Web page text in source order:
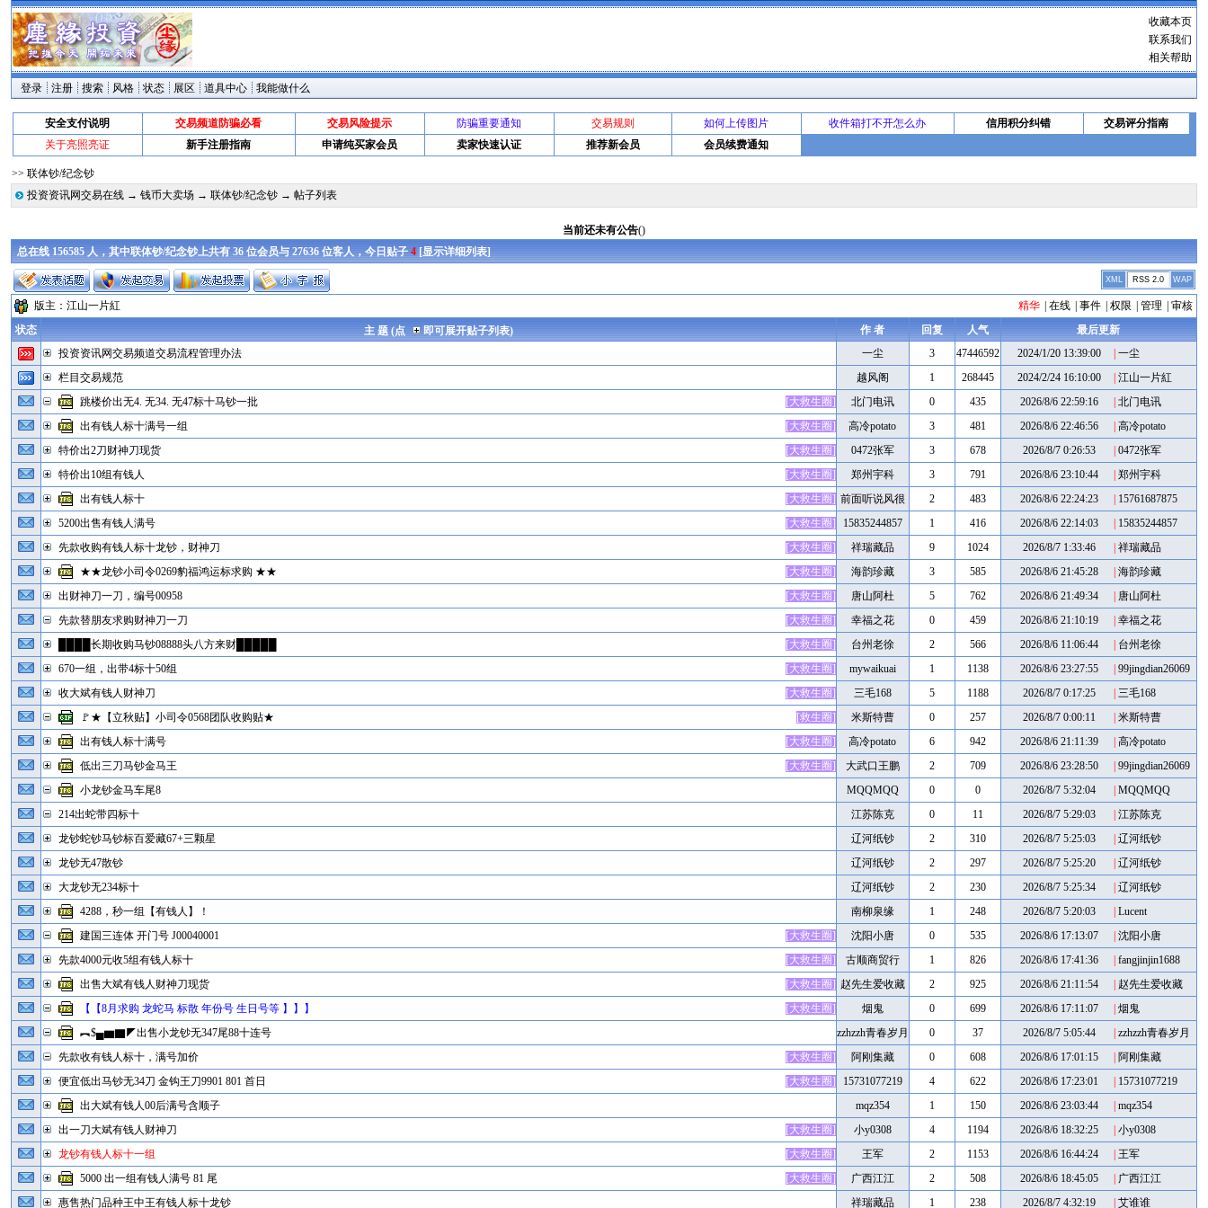
收藏本页
联系我们
相关帮助
登录 注册 搜索 风格 状态 展区 道具中心 我能做什么
安全支付说明 交易频道防骗必看 交易风险提示 防骗重要通知 交易规则 如何上传图片 收件箱打不开怎么办 信用积分纠错
交易评分指南
关于亮照亮证
新手注册指南 申请纯买家会员 卖家快速认证 推荐新会员 会员续费通知
>> 联体钞/纪念钞
投资资讯网交易在线 →钱币大卖场 →联体钞/纪念钞 → 帖子列表
当前还未有公告()
总在线 156585 人，其中联体钞/纪念钞上共有 36 位会员与 27636 位客人，今日贴子4[显示详细列表]
XML RSS 2.0 WAP
精华 在线 事件 权限 管理 审核
版主：江山一片紅
作 者
回复 人气 最后更新
状态 主 题 (点
即可展开贴子列表)
一尘
3 47446592 2024/1/20 13:39:00 一尘
投资资讯网交易频道交易流程管理办法
越风阁
1 268445 2024/2/24 16:10:00 江山一片紅
栏目交易规范
北门电讯
0 435 2026/8/6 22:59:16 北门电讯
[大救生圈]
跳楼价出无4. 无34. 无47标十马钞一批
高冷potato
3 481 2026/8/6 22:46:56 高冷potato
[大救生圈]
出有钱人标十满号一组
0472张军
3 678 2026/8/7 0:26:53 0472张军
[大救生圈]
特价出2刀财神刀现货
郑州宇科
3 791 2026/8/6 23:10:44 郑州宇科
[大救生圈]
特价出10组有钱人
前面听说风很
大
2 483 2026/8/6 22:24:23 15761687875
[大救生圈]
出有钱人标十
15835244857
1 416 2026/8/6 22:14:03 15835244857
[大救生圈]
5200出售有钱人满号
祥瑞藏品
9 1024 2026/8/7 1:33:46 祥瑞藏品
[大救生圈]
先款收购有钱人标十龙钞，财神刀
海韵珍藏
3 585 2026/8/6 21:45:28 海韵珍藏
[大救生圈]
★★龙钞小司令0269豹福鸿运标求购 ★★
唐山阿杜
5 762 2026/8/6 21:49:34 唐山阿杜
[大救生圈]
出财神刀一刀，编号00958
幸福之花
0 459 2026/8/6 21:10:19 幸福之花
[大救生圈]
先款替朋友求购财神刀一刀
台州老徐
2 566 2026/8/6 11:06:44 台州老徐
[大救生圈]
████长期收购马钞08888头八方来财█████
mywaikuai
1 1138 2026/8/6 23:27:55 99jingdian26069
[大救生圈]
670一组，出带4标十50组
三毛168
5 1188 2026/8/7 0:17:25 三毛168
[大救生圈]
收大斌有钱人财神刀
米斯特曹
0 257 2026/8/7 0:00:11 米斯特曹
[救生圈]
🚩★【立秋贴】小司令0568团队收购贴★
高冷potato
6 942 2026/8/6 21:11:39 高冷potato
[大救生圈]
出有钱人标十满号
大武口王鹏
2 709 2026/8/6 23:28:50 99jingdian26069
[大救生圈]
低出三刀马钞金马王
MQQMQQ
0 0 2026/8/7 5:32:04 MQQMQQ
小龙钞金马车尾8
江苏陈克
0 11 2026/8/7 5:29:03 江苏陈克
214出蛇带四标十
辽河纸钞
2 310 2026/8/7 5:25:03 辽河纸钞
龙钞蛇钞马钞标百爱藏67+三颗星
辽河纸钞
2 297 2026/8/7 5:25:20 辽河纸钞
龙钞无47散钞
辽河纸钞
2 230 2026/8/7 5:25:34 辽河纸钞
大龙钞无234标十
南柳泉缘
1 248 2026/8/7 5:20:03 Lucent
4288，秒一组【有钱人】！
沈阳小唐
0 535 2026/8/6 17:13:07 沈阳小唐
[大救生圈]
建国三连体 开门号 J00040001
古顺商贸行
1 826 2026/8/6 17:41:36 fangjinjin1688
[大救生圈]
先款4000元收5组有钱人标十
赵先生爱收藏
2 925 2026/8/6 21:11:54 赵先生爱收藏
[大救生圈]
出售大斌有钱人财神刀现货
烟鬼
0 699 2026/8/6 17:11:07 烟鬼
[大救生圈]
【【8月求购 龙蛇马 标散 年份号 生日号等 】】】
zzhzzh青春岁月
0 37 2026/8/7 5:05:44 zzhzzh青春岁月
︻$▄▆▇◤出售小龙钞无347尾88十连号
阿刚集藏
0 608 2026/8/6 17:01:15 阿刚集藏
[大救生圈]
先款收有钱人标十，满号加价
15731077219
4 622 2026/8/6 17:23:01 15731077219
[大救生圈]
便宜低出马钞无34刀 金钩王刀9901 801 首日
mqz354
1 150 2026/8/6 23:03:44 mqz354
出大斌有钱人00后满号含顺子
小y0308
4 1194 2026/8/6 18:32:25 小y0308
[大救生圈]
出一刀大斌有钱人财神刀
王军
2 1153 2026/8/6 16:44:24 王军
[大救生圈]
龙钞有钱人标十一组
广西江江
2 508 2026/8/6 18:45:05 广西江江
[大救生圈]
5000 出一组有钱人满号 81 尾
祥瑞藏品
1 238 2026/8/7 4:32:19 艾谁谁
惠售热门品种王中王有钱人标十龙钞